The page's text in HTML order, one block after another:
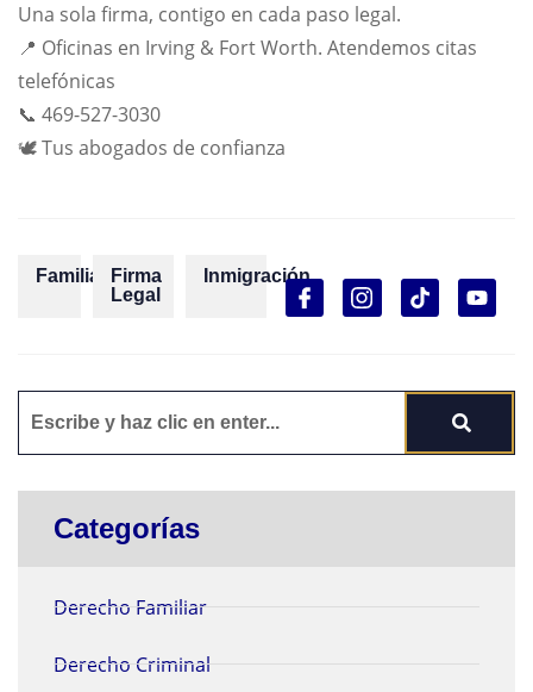
Una sola firma, contigo en cada paso legal.
📍 Oficinas en Irving & Fort Worth. Atendemos citas
telefónicas
📞 469-527-3030
🕊️ Tus abogados de confianza
Familia
Firma
Legal
Inmigración
Categorías
Derecho Familiar
Derecho Criminal